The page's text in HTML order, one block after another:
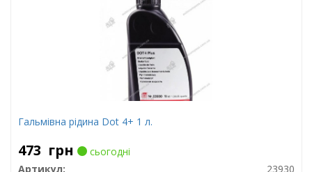
Гальмівна рідина Dot 4+ 1 л.
473 грн
сьогодні
Артикул:
23930